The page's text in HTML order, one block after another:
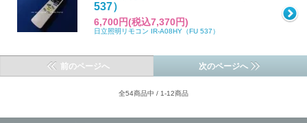
537）
6,700円(税込7,370円)
日立照明リモコン IR-A08HY（FU 537）
前のページへ 次のページへ
全54商品中 / 1-12商品